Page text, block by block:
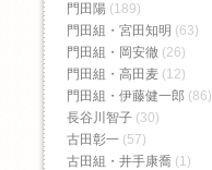
門田陽 (189)
門田組・宮田知明 (63)
門田組・岡安徹 (26)
門田組・高田麦 (12)
門田組・伊藤健一郎 (86)
長谷川智子 (30)
古田彰一 (57)
古田組・井手康喬 (1)